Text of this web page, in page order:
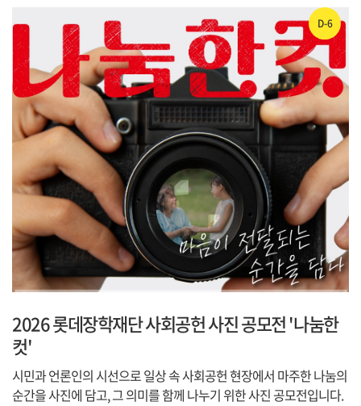
D-6
2026 롯데장학재단 사회공헌 사진 공모전 '나눔한
컷'
시민과 언론인의 시선으로 일상 속 사회공헌 현장에서 마주한 나눔의
순간을 사진에 담고, 그 의미를 함께 나누기 위한 사진 공모전입니다.